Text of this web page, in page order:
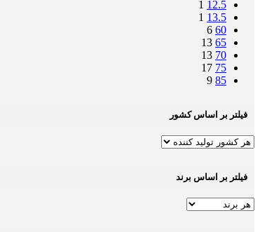
12.5
1
13.5
1
60
6
65
13
70
13
75
17
85
9
فیلتر بر اساس کشور
فیلتر بر اساس برند